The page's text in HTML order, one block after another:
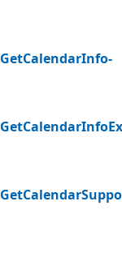
GetCalendarInfo-